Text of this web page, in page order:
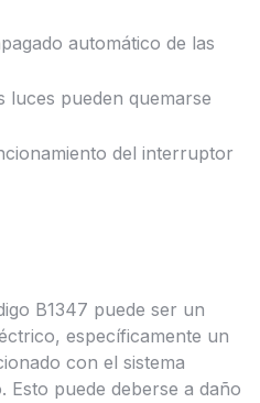
automático de las
luces pueden quemarse
del interruptor
B1347 puede ser un
específicamente un
con el sistema
Esto puede deberse a daño